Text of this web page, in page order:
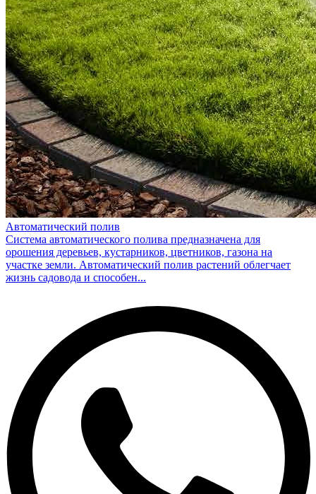
Автоматический полив
Система автоматического полива предназначена для
орошения деревьев, кустарников, цветников, газона на
участке земли. Автоматический полив растений облегчает
жизнь садовода и способен...